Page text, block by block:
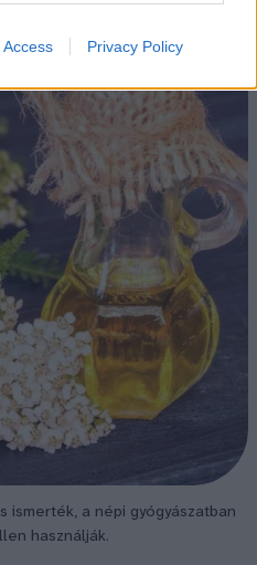
Access Privacy Policy
ismerték, a népi gyógyászatban
használják.